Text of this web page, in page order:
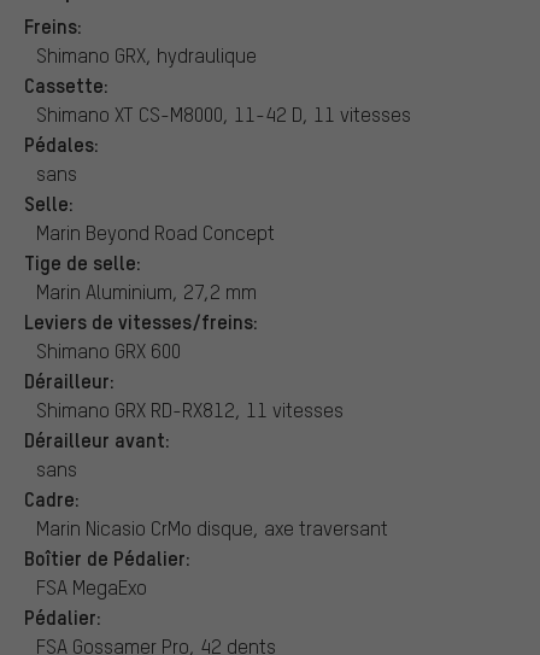
Freins:
Shimano GRX, hydraulique
Cassette:
Shimano XT CS-M8000, 11-42 D, 11 vitesses
Pédales:
sans
Selle:
Marin Beyond Road Concept
Tige de selle:
Marin Aluminium, 27,2 mm
Leviers de vitesses/freins:
Shimano GRX 600
Dérailleur:
Shimano GRX RD-RX812, 11 vitesses
Dérailleur avant:
sans
Cadre:
Marin Nicasio CrMo disque, axe traversant
Boîtier de Pédalier:
FSA MegaExo
Pédalier:
FSA Gossamer Pro, 42 dents